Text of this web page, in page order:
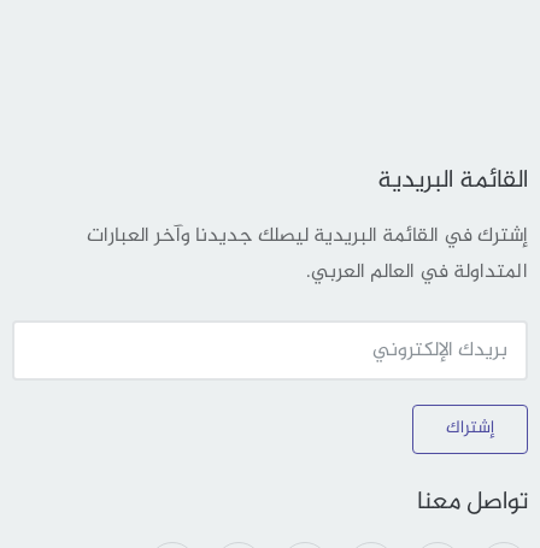
القائمة البريدية
إشترك في القائمة البريدية ليصلك جديدنا وآخر العبارات
المتداولة في العالم العربي.
إشتراك
تواصل معنا